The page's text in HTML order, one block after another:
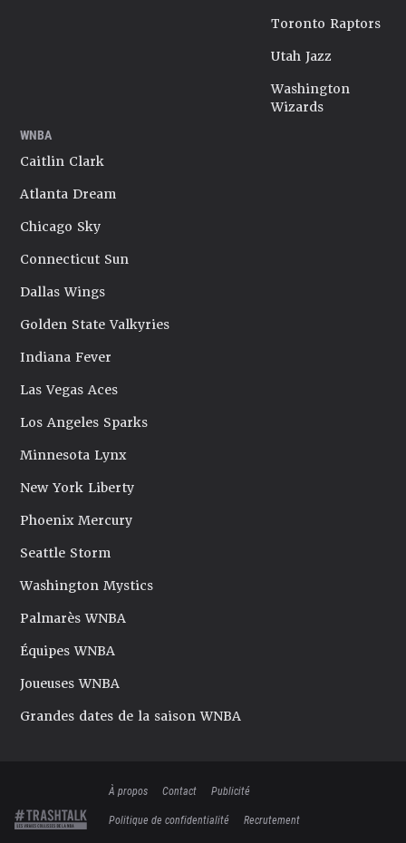
Toronto Raptors
Utah Jazz
Washington
Wizards
WNBA
Caitlin Clark
Atlanta Dream
Chicago Sky
Connecticut Sun
Dallas Wings
Golden State Valkyries
Indiana Fever
Las Vegas Aces
Los Angeles Sparks
Minnesota Lynx
New York Liberty
Phoenix Mercury
Seattle Storm
Washington Mystics
Palmarès WNBA
Équipes WNBA
Joueuses WNBA
Grandes dates de la saison WNBA
À propos Contact
Publicité
Politique de confidentialité
Recrutement